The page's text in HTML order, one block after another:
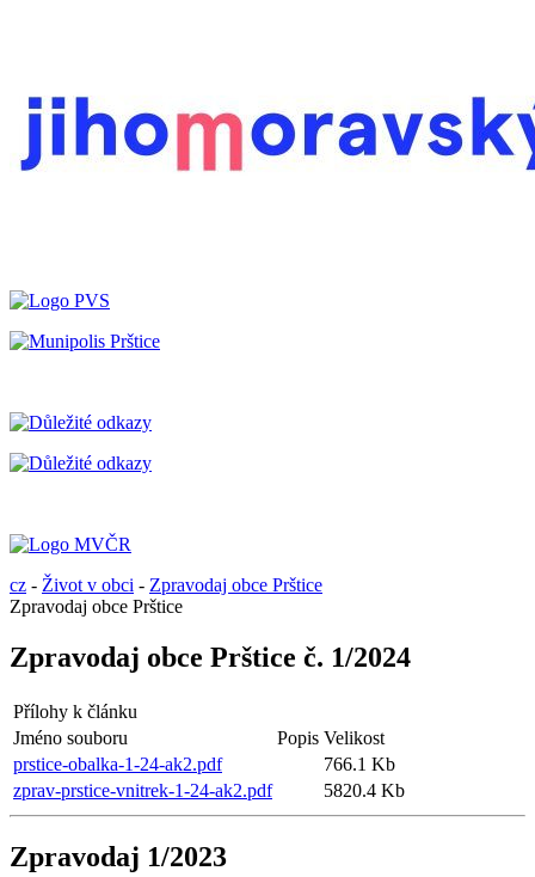
cz - Život v obci - Zpravodaj obce Prštice
Zpravodaj obce Prštice
Zpravodaj obce Prštice č. 1/2024
Přílohy k článku
Jméno souboru
Popis Velikost
prstice-obalka-1-24-ak2.pdf
766.1 Kb
zprav-prstice-vnitrek-1-24-ak2.pdf
5820.4 Kb
Zpravodaj 1/2023